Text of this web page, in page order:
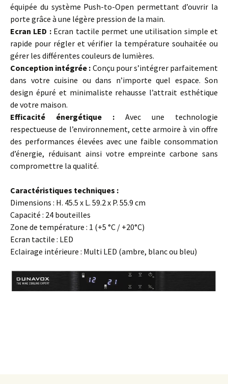
équipée du système Push-to-Open permettant d’ouvrir la
porte grâce à une légère pression de la main.
Ecran LED : Ecran tactile permet une utilisation simple et
rapide pour régler et vérifier la température souhaitée ou
gérer les différentes couleurs de lumières.
Conception intégrée : Conçu pour s’intégrer parfaitement
dans votre cuisine ou dans n’importe quel espace. Son
design épuré et minimaliste rehausse l’attrait esthétique
de votre maison.
Efficacité énergétique : Avec une technologie
respectueuse de l’environnement, cette armoire à vin offre
des performances élevées avec une faible consommation
d’énergie, réduisant ainsi votre empreinte carbone sans
compromettre la qualité.
Caractéristiques techniques :
Dimensions : H. 45.5 x L. 59.2 x P. 55.9 cm
Capacité : 24 bouteilles
Zone de température : 1 (+5 °C / +20°C)
Ecran tactile : LED
Eclairage intérieure : Multi LED (ambre, blanc ou bleu)